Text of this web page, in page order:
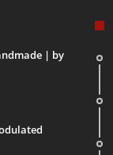
| by